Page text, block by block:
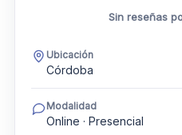
Sin reseñas
Ubicación
Córdoba
Modalidad
Online · Presencial